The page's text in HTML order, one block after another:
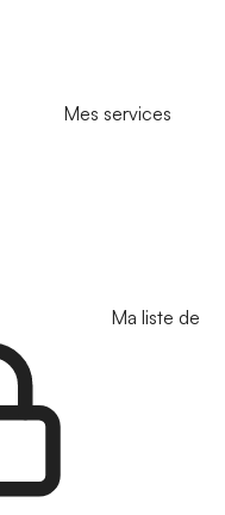
Mes services
Ma liste de